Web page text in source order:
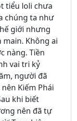
tiểu loli chưa
chúng ta như
giới nhưng
Không ai
nàng. Tiền
vai tri kỷ
người đã
Kiếm Phái
khi biết
nên đã tự